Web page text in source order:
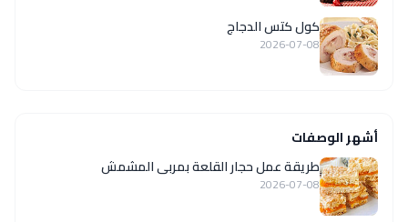
كول كتس الدجاج
2026-07-08
أشهر الوصفات
طريقة عمل حجار القلعة بمربى المشمش
2026-07-08